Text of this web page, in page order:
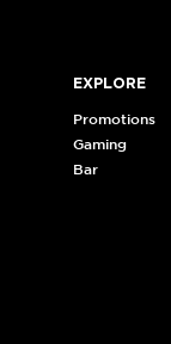
EXPLORE
Promotions
Gaming
Bar